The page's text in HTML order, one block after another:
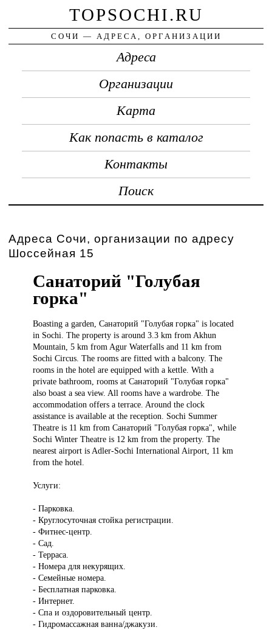
TOPSOCHI.RU
СОЧИ — АДРЕСА, ОРГАНИЗАЦИИ
Адреса
Организации
Карта
Как попасть в каталог
Контакты
Поиск
Адреса Сочи, организации по адресу
Шоссейная 15
Cанаторий "Голубая
горка"
Boasting agarden, Cанаторий "Голубая горка" is located
in Sochi. The property is around 3.3 km from Akhun
Mountain, 5 km from Agur Waterfalls and 11 km from
Sochi Circus. The rooms are fitted with a balcony. The
rooms in the hotel are equipped with a kettle. With a
private bathroom, rooms at Cанаторий "Голубая горка"
also boast a sea view. All rooms have a wardrobe. The
accommodation offers a terrace. Around the clock
assistance is available at the reception. Sochi Summer
Theatre is 11 km from Cанаторий "Голубая горка", while
Sochi Winter Theatre is 12 km from the property. The
nearest airport is Adler-Sochi International Airport, 11 km
from the hotel.
Услуги:
- Парковка.
- Круглосуточная стойка регистрации.
- Фитнес-центр.
- Сад.
- Терраса.
- Номера для некурящих.
- Семейные номера.
- Бесплатная парковка.
- Интернет.
- Спа и оздоровительный центр.
- Гидромассажная ванна/джакузи.